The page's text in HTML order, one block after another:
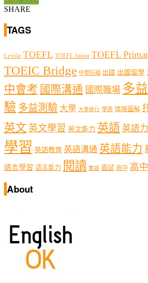
SHARE
TAGS
Lexile TOEFL TOEFL Junior TOEFL
TOEIC Bridge 中學托福 出國 出國留學
中會考 國際溝通 國際職場 多益
驗 多益測驗 大學 大學排行 學測 情境圖解
英文 英文學習 英文能力 英語 英語力
學習 英語教育 英語溝通 英語能力
語言學習 語言能力 閱讀 雙語 面試 高中 高
About